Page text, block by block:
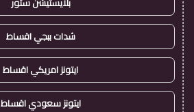
شدات ببجي اقساط
ايتونز امريكي اقساط
ايتونز سعودي اقساط